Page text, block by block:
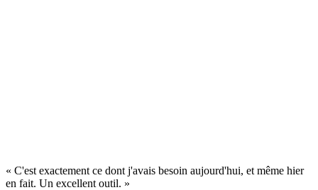
« C'est exactement ce dont j'avais besoin aujourd'hui, et même hier
en fait. Un excellent outil. »